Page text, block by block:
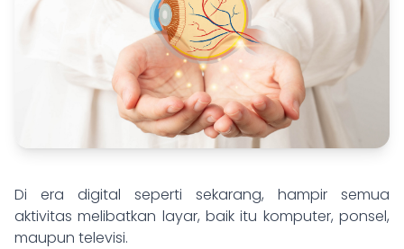
Di era digital seperti sekarang, hampir semua
aktivitas melibatkan layar, baik itu komputer, ponsel,
maupun televisi.